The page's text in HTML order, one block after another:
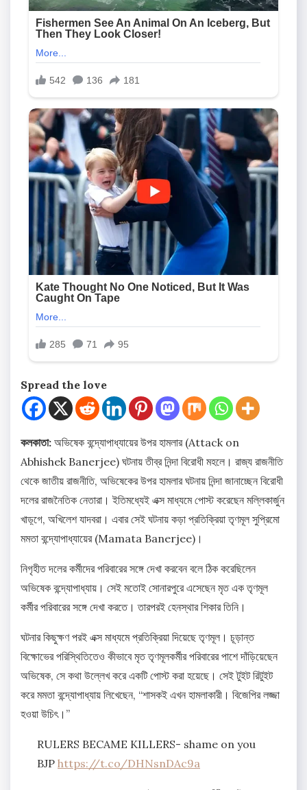
Spread the love
কলকাতা: অভিষেক বন্দ্যোপাধ্যায়ের উপর হামলার (Attack on
Abhishek Banerjee) ঘটনায় তীব্র নিন্দা বিরোধী মহলে। রাজ্য রাজনীতি
থেকে জাতীয় রাজনীতি, অভিষেকের উপর হামলার ঘটনায় নিন্দা জানাচ্ছেন বিরোধী
দলের রাজনৈতিক নেতারা। ইতিমধ্যেই এক্স মাধ্যমে পোস্ট করেছেন মল্লিকার্জুন
খাড়্গে, অখিলেশ যাদবরা। এবার সেই ঘটনায় কড়া প্রতিক্রিয়া তৃণমূল সুপ্রিমো
মমতা বন্দ্যোপাধ্যায়ের (Mamata Banerjee)।
নিগৃহীত দলের কর্মীদের পরিবারের সঙ্গে দেখা করবেন বলে ঠিক করেছিলেন
অভিষেক বন্দ্যোপাধ্যায়। সেই মতোই সোনারপুরে এসেছেন মৃত এক তৃণমূল
কর্মীর পরিবারের সঙ্গে দেখা করতে। তারপরই হেনস্থার শিকার তিনি।
ঘটনার কিছুক্ষণ পরই এক্স মাধ্যমে প্রতিক্রিয়া দিয়েছে তৃণমূল। চূড়ান্ত
বিক্ষোভের পরিস্থিতিতেও কীভাবে মৃত তৃণমূলকর্মীর পরিবারের পাশে দাঁড়িয়েছেন
অভিষেক, সে কথা উল্লেখ করে একটি পোস্ট করা হয়েছে। সেই টুইট রিটুইট
করে মমতা বন্দ্যোপাধ্যায় লিখেছেন, “শাসকই এখন হামলাকারী। বিজেপির লজ্জা
হওয়া উচিৎ।”
RULERS BECAME KILLERS- shame on you
BJP https://t.co/DHNsnDAc9a